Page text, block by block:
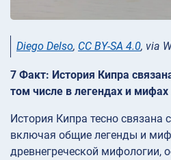
Diego Delso, CC BY-SA 4.0, via
7 Факт: История Кипра
том числе в легендах и мифах
История Кипра тесно связана
включая общие легенды и
древнегреческой мифологии,